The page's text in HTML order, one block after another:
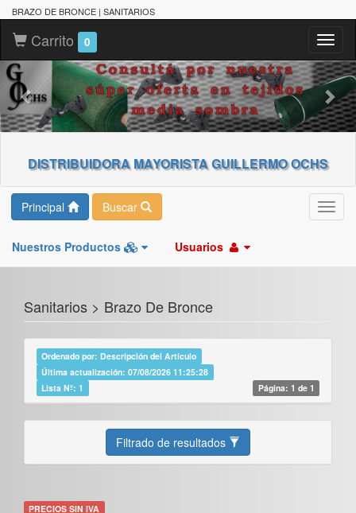
BRAZO DE BRONCE | SANITARIOS
Carrito 0
DISTRIBUIDORA MAYORISTA GUILLERMO OCHS
Principal Buscar
Nuestros Productos Usuarios
Sanitarios > Brazo De Bronce
Ordenado por: Descripción del Artículo
Última actualización: 07/08/2026 11:25:28
Lista Nº: 1
Página: 1 de 1
Filtrado de resultados
PRECIOS SIN IVA